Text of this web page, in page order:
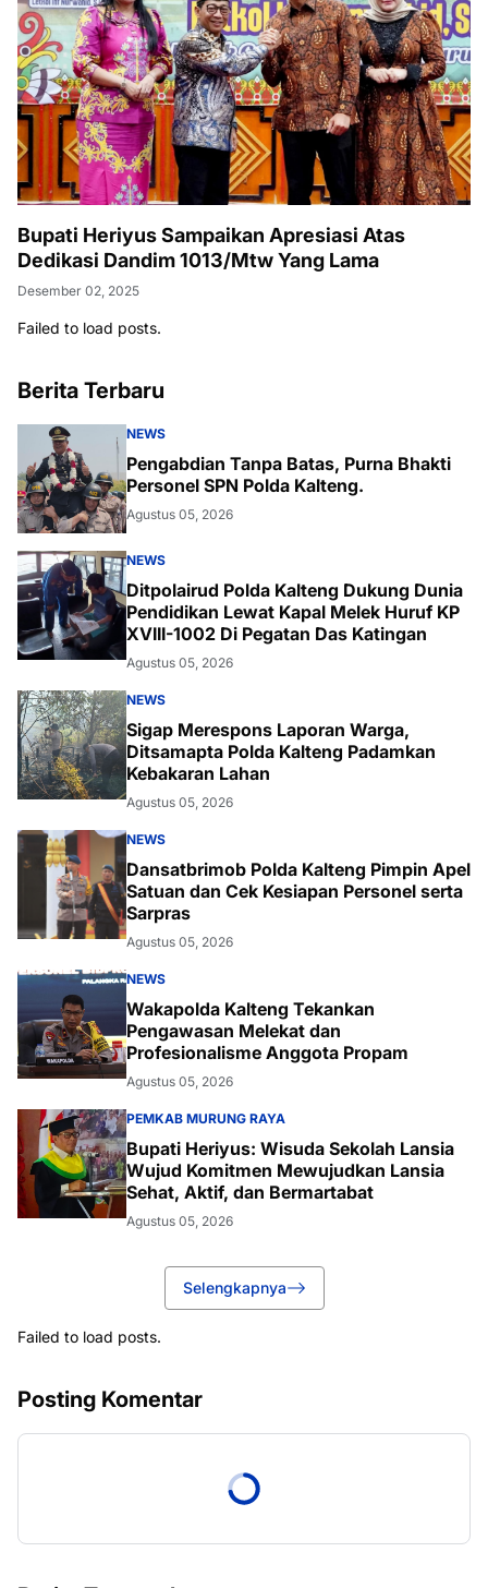
Bupati Heriyus Sampaikan Apresiasi Atas
Dedikasi Dandim 1013/Mtw Yang Lama
Desember 02, 2025
Failed to load posts.
Berita Terbaru
NEWS
Pengabdian Tanpa Batas, Purna Bhakti
Personel SPN Polda Kalteng.
Agustus 05, 2026
NEWS
Ditpolairud Polda Kalteng Dukung Dunia
Pendidikan Lewat Kapal Melek Huruf KP
XVIII-1002 Di Pegatan Das Katingan
Agustus 05, 2026
NEWS
Sigap Merespons Laporan Warga,
Ditsamapta Polda Kalteng Padamkan
Kebakaran Lahan
Agustus 05, 2026
NEWS
Dansatbrimob Polda Kalteng Pimpin Apel
Satuan dan Cek Kesiapan Personel serta
Sarpras
Agustus 05, 2026
NEWS
Wakapolda Kalteng Tekankan
Pengawasan Melekat dan
Profesionalisme Anggota Propam
Agustus 05, 2026
PEMKAB MURUNG RAYA
Bupati Heriyus: Wisuda Sekolah Lansia
Wujud Komitmen Mewujudkan Lansia
Sehat, Aktif, dan Bermartabat
Agustus 05, 2026
Selengkapnya
Failed to load posts.
Posting Komentar